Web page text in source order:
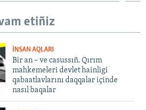
etiñiz
İNSAN AQLARI
Bir an – ve casussıñ. Qırım
mahkemeleri devlet hainligi
qabaatlavlarını daqqalar içinde
nasıl baqalar